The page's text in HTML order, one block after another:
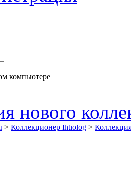
компьютере
нового
> Коллекционер Ihtiolog >